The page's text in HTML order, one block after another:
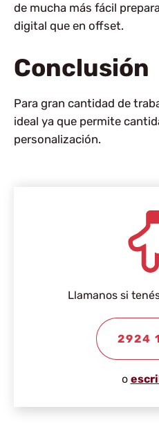
de mucha más fácil
digital que en offset.
Conclusión
Para gran cantidad de
ideal ya que permite
personalización.
Llamanos si
2924
o